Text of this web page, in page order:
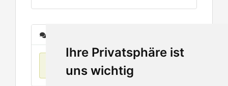
Ihre Privatsphäre ist
uns wichtig
Keine Einträge